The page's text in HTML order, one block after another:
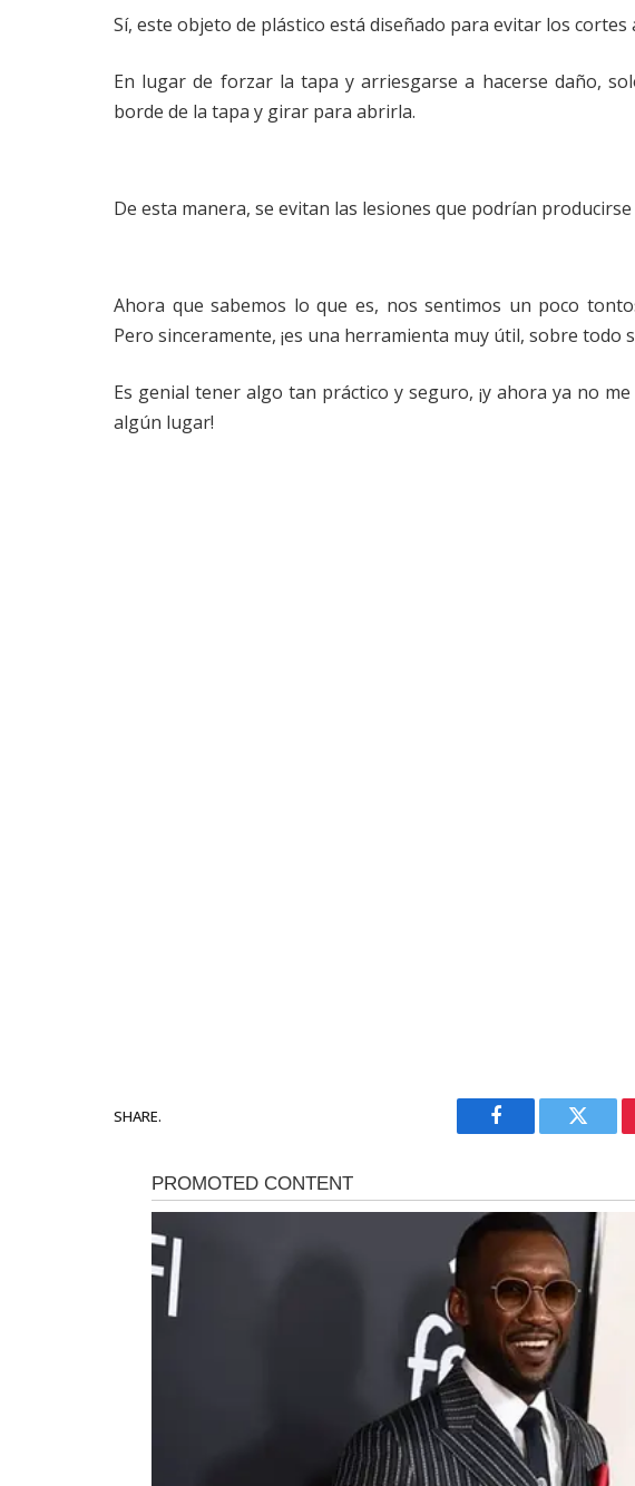
Sí, este objeto de plástico está diseñado para evitar los cortes
En lugar de forzar la tapa y arriesgarse a hacerse daño,
borde de la tapa y girar para abrirla.
De esta manera, se evitan las lesiones que podrían
Ahora que sabemos lo que es, nos sentimos un poco
Pero sinceramente, ¡es una herramienta muy útil, sobre todo
Es genial tener algo tan práctico y seguro, ¡y ahora ya no
algún lugar!
SHARE.
Facebook Twitter